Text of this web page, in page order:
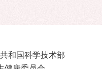
和国科学技术部